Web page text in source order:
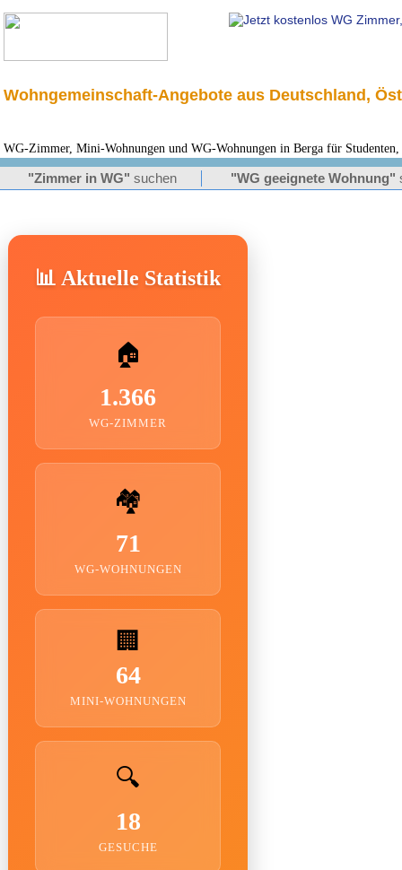
Wohngemeinschaft-Angebote aus Deutschland,
WG-Zimmer, Mini-Wohnungen und WG-Wohnungen in Berga für Studenten,
"Zimmer in WG" suchen "WG geeignete Wohnung"
📊 Aktuelle Statistik
🏠
1.366
WG-ZIMMER
🏘️
71
WG-WOHNUNGEN
🏢
64
MINI-WOHNUNGEN
🔍
18
GESUCHE